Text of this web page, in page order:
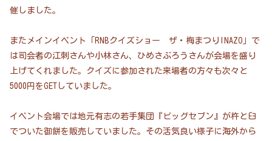
催しました。
またメインイベント「RNBクイズショー ザ・梅まつりINAZO」で
は司会者の江刺さんや小林さん、ひめさぶろうさんが会場を盛り
上げてくれました。クイズに参加された来場者の方々も次々と
5000円をGETしていました。
イベント会場では地元有志の若手集団『ビッグセブン』が杵と臼
でついた御餅を販売していました。その活気良い様子に海外から